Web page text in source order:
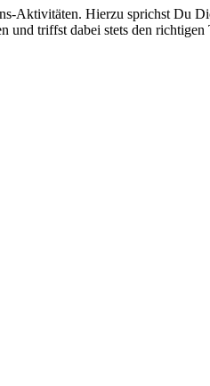
Aktivitäten. Hierzu sprichst Du
und triffst dabei stets den richtigen